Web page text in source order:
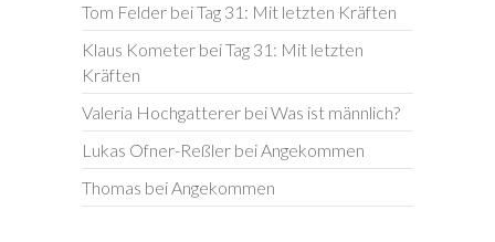
Tom Felder beiTag 31: Mit letzten Kräften
Klaus Kometer beiTag 31: Mit letzten
Kräften
Valeria Hochgatterer beiWas ist männlich?
Lukas Ofner-Reßler beiAngekommen
Thomas beiAngekommen